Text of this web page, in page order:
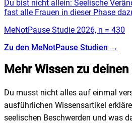
Du bist nicht allein: Seelische
fast alle Frauen in dieser Phase
MeNotPause Studie 2026, n = 430
Zu den MeNotPause Studien →
Mehr Wissen zu
Du musst nicht alles auf einmal
ausführlichen Wissensartikel
seelischen Beschwerden und was